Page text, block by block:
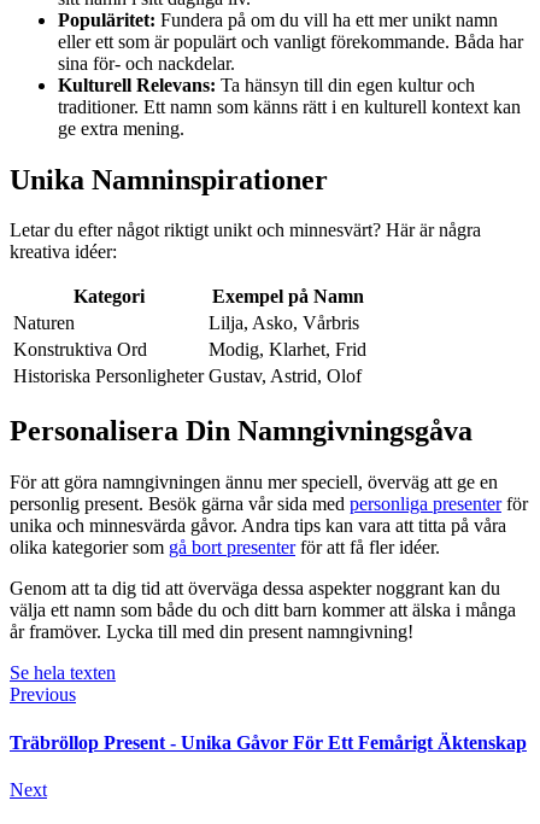
Populäritet: Fundera på om du vill ha ett mer unikt namn
eller ett som är populärt och vanligt förekommande. Båda har
sina för- och nackdelar.
Kulturell Relevans: Ta hänsyn till din egen kultur och
traditioner. Ett namn som känns rätt i en kulturell kontext kan
ge extra mening.
Unika Namninspirationer
Letar du efter något riktigt unikt och minnesvärt? Här är några
kreativa idéer:
Kategori
Exempel på Namn
Naturen
Lilja, Asko, Vårbris
Konstruktiva Ord
Modig, Klarhet, Frid
Historiska Personligheter Gustav, Astrid, Olof
Personalisera Din Namngivningsgåva
För att göra namngivningen ännu mer speciell, överväg att ge en
personlig present. Besök gärna vår sida med personliga presenterför
unika och minnesvärda gåvor. Andra tips kan vara att titta på våra
olika kategorier som gå bort presenterför att få fler idéer.
Genom att ta dig tid att överväga dessa aspekter noggrant kan du
välja ett namn som både du och ditt barn kommer att älska i många
år framöver. Lycka till med din present namngivning!
Se hela texten
Previous
Träbröllop Present - Unika Gåvor För Ett Femårigt Äktenskap
Next